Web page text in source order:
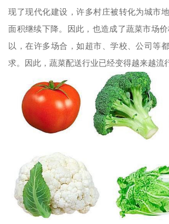
现了现代化建设，许多村庄被转化为城市
面积继续下降。因此，也造成了蔬菜市场
以，在许多场合，如超市、学校、公司等
求。因此，蔬菜配送行业已经变得越来越流